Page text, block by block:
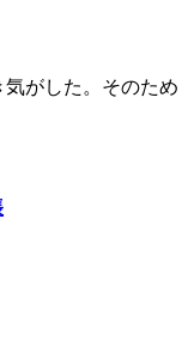
がした。そのため